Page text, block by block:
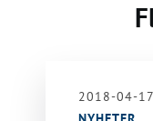
2018-04-17